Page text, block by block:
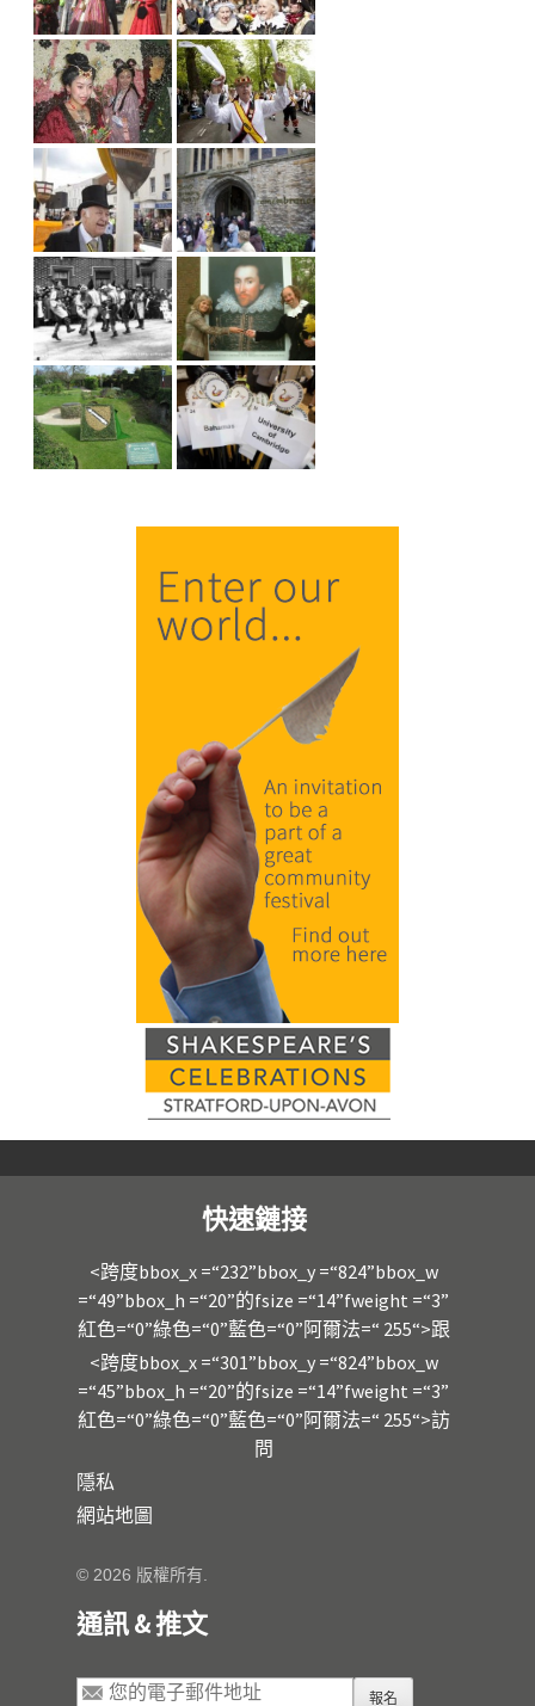
快速鏈接
<跨度bbox_x =“232”bbox_y =“824”bbox_w
=“49”bbox_h =“20”的fsize =“14”fweight =“3”
紅色=“0”綠色=“0”藍色=“0”阿爾法=“ 255“>跟
<跨度bbox_x =“301”bbox_y =“824”bbox_w
=“45”bbox_h =“20”的fsize =“14”fweight =“3”
紅色=“0”綠色=“0”藍色=“0”阿爾法=“ 255“>訪
問
隱私
網站地圖
© 2026 版權所有.
通訊 & 推文